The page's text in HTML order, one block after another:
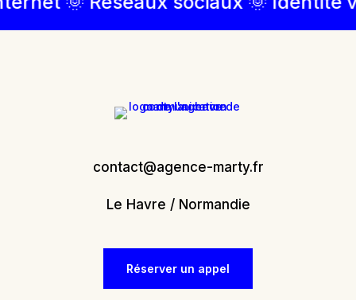
contact@agence-marty.fr
Le Havre / Normandie
Réserver un appel